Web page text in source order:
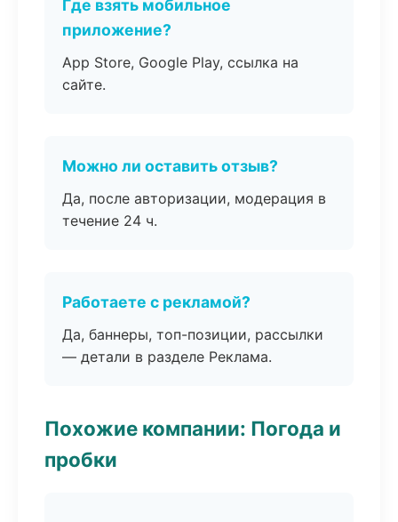
Где взять мобильное
приложение?
App Store, Google Play, ссылка на
сайте.
Можно ли оставить отзыв?
Да, после авторизации, модерация в
течение 24 ч.
Работаете с рекламой?
Да, баннеры, топ-позиции, рассылки
— детали в разделе Реклама.
Похожие компании: Погода и
пробки